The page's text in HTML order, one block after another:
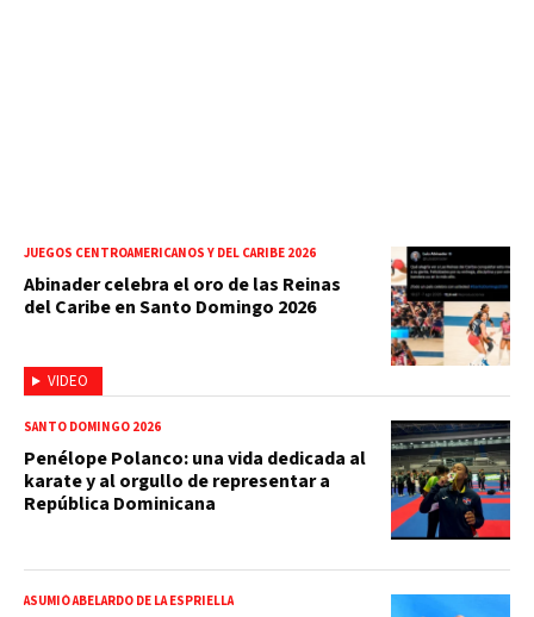
VIDEO
JUEGOS CENTROAMERICANOS Y DEL CARIBE 2026
Abinader celebra el oro de las Reinas
del Caribe en Santo Domingo 2026
SANTO DOMINGO 2026
Penélope Polanco: una vida dedicada al
karate y al orgullo de representar a
República Dominicana
ASUMIÓ ABELARDO DE LA ESPRIELLA